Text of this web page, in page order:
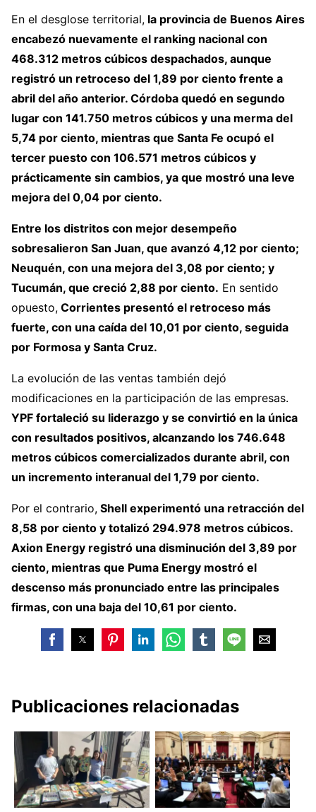
En el desglose territorial, la provincia de Buenos Aires
encabezó nuevamente el ranking nacional con
468.312 metros cúbicos despachados, aunque
registró un retroceso del 1,89 por ciento frente a
abril del año anterior. Córdoba quedó en segundo
lugar con 141.750 metros cúbicos y una merma del
5,74 por ciento, mientras que Santa Fe ocupó el
tercer puesto con 106.571 metros cúbicos y
prácticamente sin cambios, ya que mostró una leve
mejora del 0,04 por ciento.
Entre los distritos con mejor desempeño
sobresalieron San Juan, que avanzó 4,12 por ciento;
Neuquén, con una mejora del 3,08 por ciento; y
Tucumán, que creció 2,88 por ciento. En sentido
opuesto, Corrientes presentó el retroceso más
fuerte, con una caída del 10,01 por ciento, seguida
por Formosa y Santa Cruz.
La evolución de las ventas también dejó
modificaciones en la participación de las empresas.
YPF fortaleció su liderazgo y se convirtió en la única
con resultados positivos, alcanzando los 746.648
metros cúbicos comercializados durante abril, con
un incremento interanual del 1,79 por ciento.
Por el contrario, Shell experimentó una retracción del
8,58 por ciento y totalizó 294.978 metros cúbicos.
Axion Energy registró una disminución del 3,89 por
ciento, mientras que Puma Energy mostró el
descenso más pronunciado entre las principales
firmas, con una baja del 10,61 por ciento.
Publicaciones relacionadas